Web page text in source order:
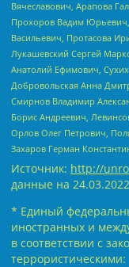
Вячеславович, Арапова
Прохоров Вадим
Васильевич, Протасова
Лукашевский Сергей
Анатолий Ефимович,
Добровольская Анна
Смирнов Владимир
Борис Андреевич,
Орлов Олег Петрович,
Захаров Герман
Источник: http://
данные на 24.03.2022
* Единый
иностранных и
в соответствии с
террористическими: